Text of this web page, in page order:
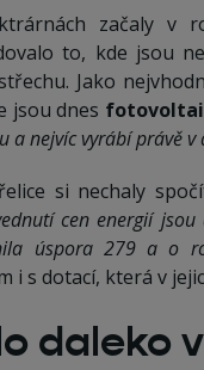
začaly v
to, kde jsou
Jako
jsou dnes
a nejvíc vyrábí právě
si nechaly
cen energií jsou
úspora 279 a o
i s dotací, která v
daleko